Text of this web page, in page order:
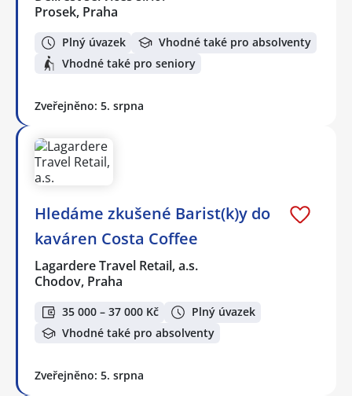
Prosek, Praha
Plný úvazek
Vhodné také pro absolventy
Vhodné také pro seniory
Zveřejněno: 5. srpna
Hledáme zkušené Barist(k)y do
kaváren Costa Coffee
Lagardere Travel Retail, a.s.
Chodov, Praha
35 000 – 37 000 Kč
Plný úvazek
Vhodné také pro absolventy
Zveřejněno: 5. srpna